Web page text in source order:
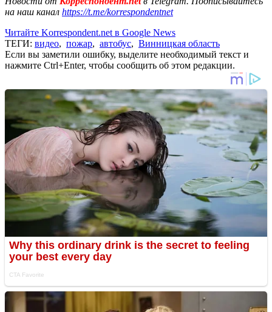
на наш канал https://t.me/korrespondentnet
Читайте Korrespondent.net в Google News
ТЕГИ: видео, пожар, автобус, Винницкая область
Если вы заметили ошибку, выделите необходимый текст и
нажмите Ctrl+Enter, чтобы сообщить об этом редакции.